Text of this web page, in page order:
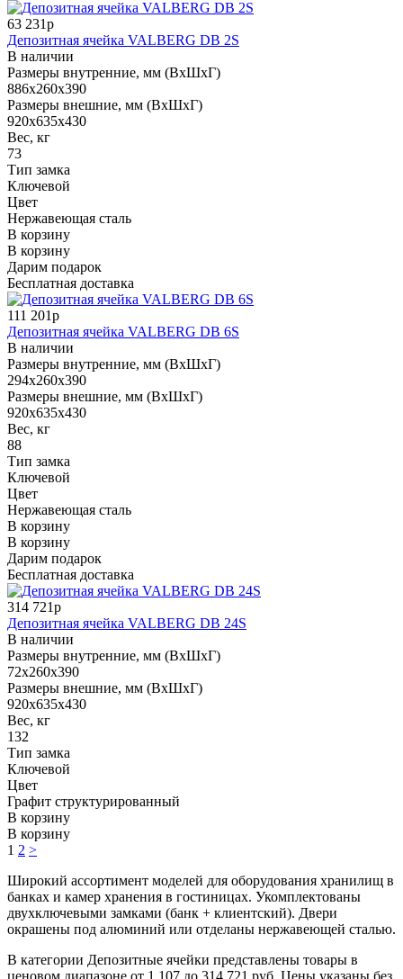
63 231р
Депозитная ячейка VALBERG DB 2S
В наличии
Размеры внутренние, мм (ВхШхГ)
886x260x390
Размеры внешние, мм (ВхШхГ)
920x635x430
Вес, кг
73
Тип замка
Ключевой
Цвет
Нержавеющая сталь
В корзину
В корзину
Дарим подарок
Бесплатная доставка
111 201р
Депозитная ячейка VALBERG DB 6S
В наличии
Размеры внутренние, мм (ВхШхГ)
294x260x390
Размеры внешние, мм (ВхШхГ)
920x635x430
Вес, кг
88
Тип замка
Ключевой
Цвет
Нержавеющая сталь
В корзину
В корзину
Дарим подарок
Бесплатная доставка
314 721р
Депозитная ячейка VALBERG DB 24S
В наличии
Размеры внутренние, мм (ВхШхГ)
72x260x390
Размеры внешние, мм (ВхШхГ)
920x635x430
Вес, кг
132
Тип замка
Ключевой
Цвет
Графит структурированный
В корзину
В корзину
1 2 >
Широкий ассортимент моделей для оборудования хранилищ в
банках и камер хранения в гостиницах. Укомплектованы
двухключевыми замками (банк + клиентский). Двери
окрашены под алюминий или отделаны нержавеющей сталью.
В категории Депозитные ячейки представлены товары в
ценовом диапазоне от 1 107 до 314 721 руб. Цены указаны без